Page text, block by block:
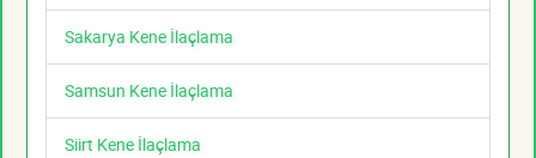
Sakarya Kene İlaçlama
Samsun Kene İlaçlama
Siirt Kene İlaçlama